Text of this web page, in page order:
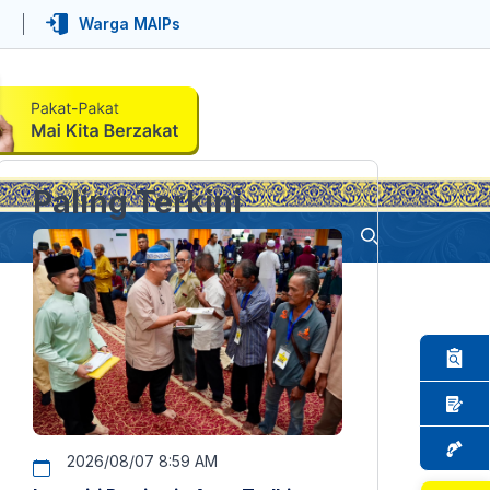
Warga MAIPs
Paling Terkini
2026/08/07 8:59 AM